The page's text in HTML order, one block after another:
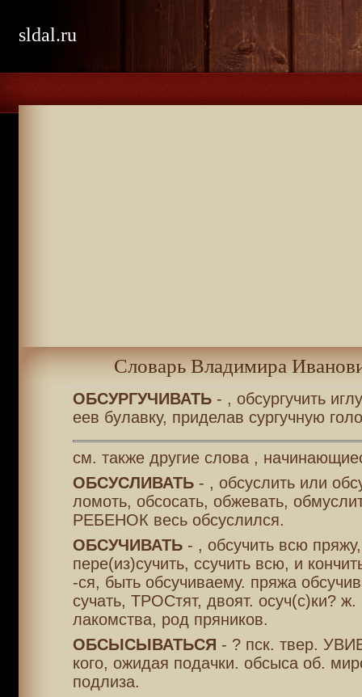
sldal.ru
Словарь Владимира
ОБСУРГУЧИВАТЬ- , обсургучить
еев булавку, приделав сургучную
см. также другие слова ,
ОБСУСЛИВАТЬ- , обсуслить или
ломоть, обсосать, обжевать,
РЕБЕНОК весь обсуслился.
ОБСУЧИВАТЬ- , обсучить всю пряжу,
пере(из)сучить, ссучить всю, и
-ся, быть обсучиваему. пряжа
сучать, ТРОСтят, двоят. осуч(с)ки?
лакомства, род пряников.
ОБСЫСЫВАТЬСЯ - ? пск. твер.
кого, ожидая подачки. обсыса об.
подлиза.